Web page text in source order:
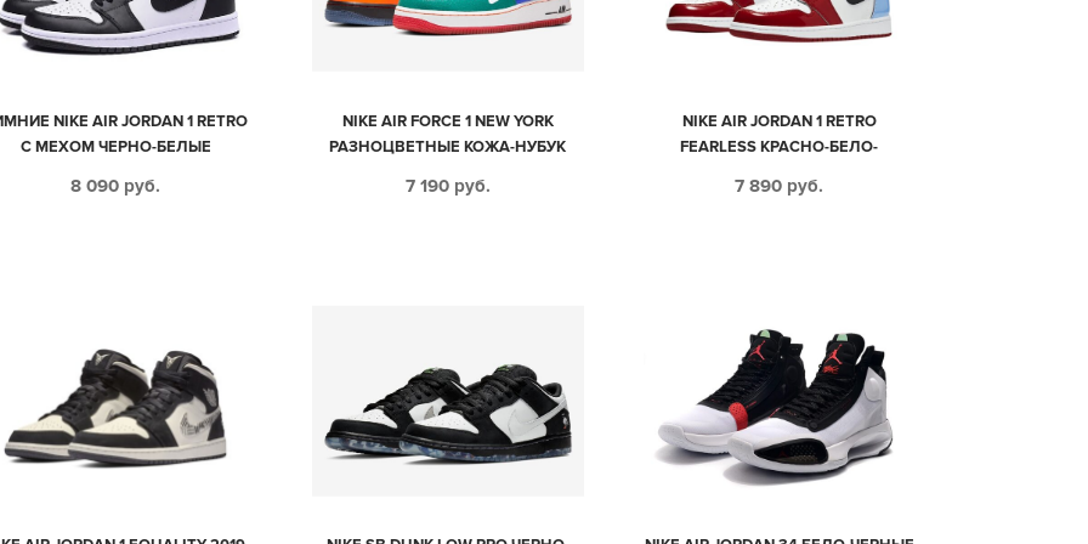
NIKE AIR JORDAN 1 RETRO
С МЕХОМ ЧЕРНО-БЕЛЫЕ
(35-44)
8 090 руб.
NIKE AIR FORCE 1 NEW YORK
РАЗНОЦВЕТНЫЕ КОЖА-НУБУК
7 190 руб.
NIKE AIR JORDAN 1 RETRO
FEARLESS КРАСНО-БЕЛО-
МУЖСКИЕ-ЖЕНСКИЕ (35-44)
7 890 руб.